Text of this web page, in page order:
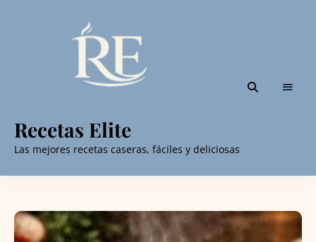
Recetas Elite
Las mejores recetas caseras, fáciles y deliciosas